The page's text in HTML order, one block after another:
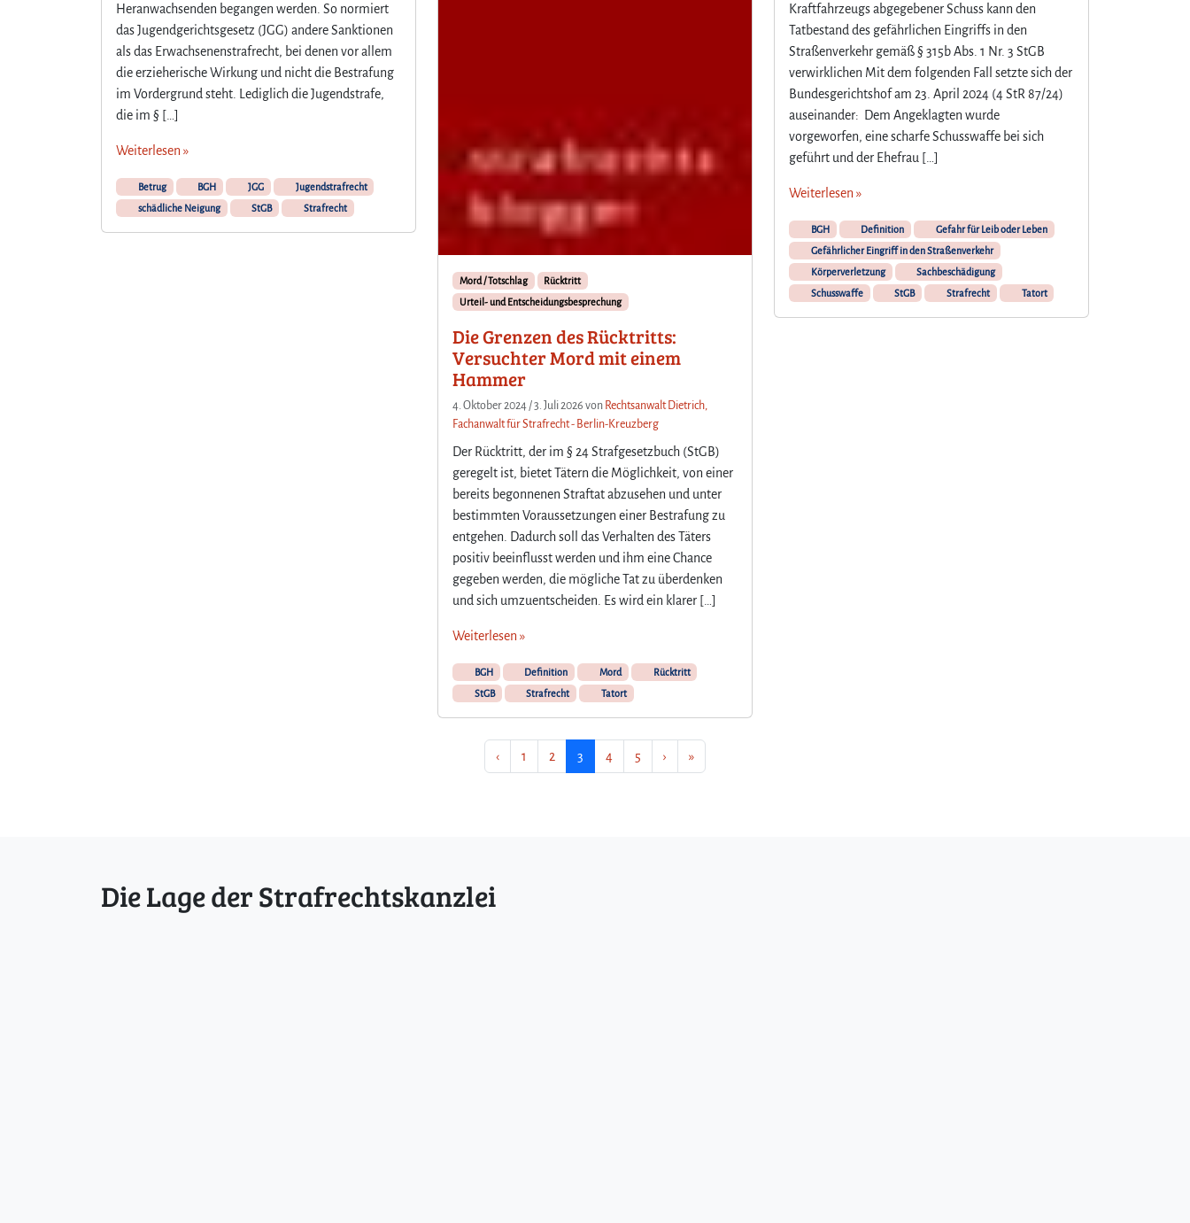
Heranwachsenden begangen werden. So normiert
das Jugendgerichtsgesetz (JGG) andere Sanktionen
als das Erwachsenenstrafrecht, bei denen vor allem
die erzieherische Wirkung und nicht die Bestrafung
im Vordergrund steht. Lediglich die Jugendstrafe,
die im § […]
Weiterlesen »
Betrug BGH JGG
Jugendstrafrecht
schädliche Neigung
StGB Strafrecht
Kraftfahrzeugs abgegebener Schuss kann den
Tatbestand des gefährlichen Eingriffs in den
Straßenverkehr gemäß § 315b Abs. 1 Nr. 3 StGB
verwirklichen Mit dem folgenden Fall setzte sich der
Bundesgerichtshof am 23. April 2024 (4 StR 87/24)
auseinander: Dem Angeklagten wurde
vorgeworfen, eine scharfe Schusswaffe bei sich
geführt und der Ehefrau […]
Weiterlesen »
BGH Definition
Gefahr für Leib oder Leben
Gefährlicher Eingriff in den Straßenverkehr
Körperverletzung
Sachbeschädigung
Schusswaffe
StGB Strafrecht Tatort
Mord / Totschlag
Rücktritt
Urteil- und Entscheidungsbesprechung
Die Grenzen des Rücktritts:
Versuchter Mord mit einem
Hammer
4. Oktober 2024 /3. Juli 2026 von Rechtsanwalt Dietrich,
Fachanwalt für Strafrecht - Berlin-Kreuzberg
Der Rücktritt, der im § 24 Strafgesetzbuch (StGB)
geregelt ist, bietet Tätern die Möglichkeit, von einer
bereits begonnenen Straftat abzusehen und unter
bestimmten Voraussetzungen einer Bestrafung zu
entgehen. Dadurch soll das Verhalten des Täters
positiv beeinflusst werden und ihm eine Chance
gegeben werden, die mögliche Tat zu überdenken
und sich umzuentscheiden. Es wird ein klarer […]
Weiterlesen »
BGH Definition Mord
Rücktritt
StGB
Strafrecht Tatort
‹ Seite
1 Seite
2 Aktuelle Seite
3 Seite
4 Seite
5 › »
Die Lage der Strafrechtskanzlei